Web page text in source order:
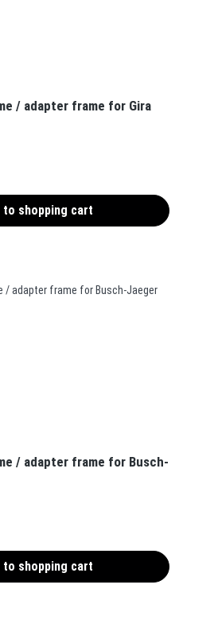
/ adapter frame for Gira
to shopping cart
/ adapter frame for Busch-
to shopping cart